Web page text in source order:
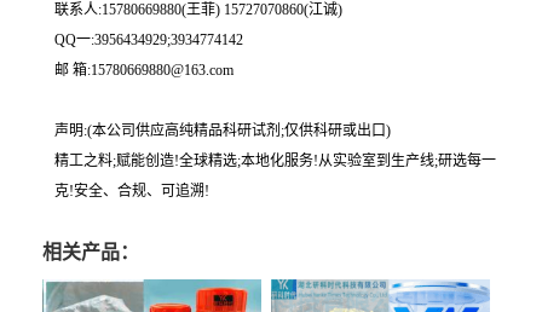
联系人:15780669880(王菲) 15727070860(江诚)
QQ一:3956434929;3934774142
邮 箱:15780669880@163.com
声明:(本公司供应高纯精品科研试剂;仅供科研或出口)
精工之料;赋能创造!全球精选;本地化服务!从实验室到生产线;研选每一
克!安全、合规、可追溯!
相关产品：